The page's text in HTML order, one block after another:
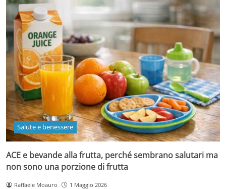
Salute e benessere
ACE e bevande alla frutta, perché sembrano salutari ma
non sono una porzione di frutta
Raffaele Moauro 1 Maggio 2026